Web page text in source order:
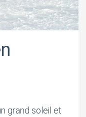
grand soleil et